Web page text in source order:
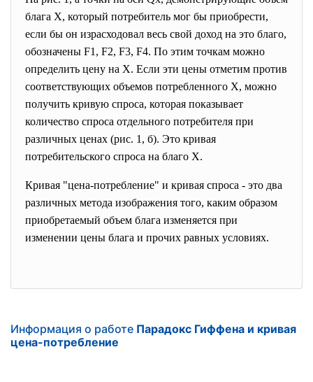
блага X, который потребитель мог бы приобрести,
если бы он израсходовал весь свой доход на это благо,
обозначены F1, F2, F3, F4. По этим точкам можно
определить цену на X. Если эти цены отметим против
соответствующих объемов потребленного X, можно
получить кривую спроса, которая показывает
количество спроса отдельного потребителя при
различных ценах (рис. 1, б). Это кривая
потребительского спроса на благо X.
Кривая "цена-потребление" и кривая спроса - это два
различных метода изображения того, каким образом
приобретаемый объем блага изменяется при
изменении цены блага и прочих равных условиях.
Информация о работе Парадокс Гиффена и кривая
цена-потребление